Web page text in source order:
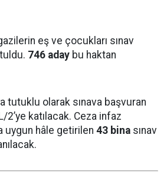
eş ve çocukları sınav
746 aday bu haktan
tutuklu olarak sınava başvuran
2’ye katılacak. Ceza infaz
uygun hâle getirilen 43 bina sınav